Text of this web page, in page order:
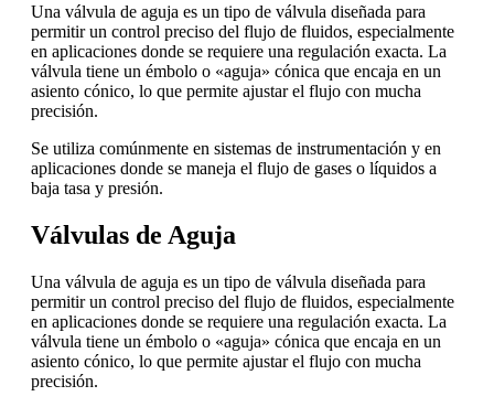
Una válvula de aguja es un tipo de válvula diseñada para
permitir un control preciso del flujo de fluidos, especialmente
en aplicaciones donde se requiere una regulación exacta. La
válvula tiene un émbolo o «aguja» cónica que encaja en un
asiento cónico, lo que permite ajustar el flujo con mucha
precisión.
Se utiliza comúnmente en sistemas de instrumentación y en
aplicaciones donde se maneja el flujo de gases o líquidos a
baja tasa y presión.
Válvulas de Aguja
Una válvula de aguja es un tipo de válvula diseñada para
permitir un control preciso del flujo de fluidos, especialmente
en aplicaciones donde se requiere una regulación exacta. La
válvula tiene un émbolo o «aguja» cónica que encaja en un
asiento cónico, lo que permite ajustar el flujo con mucha
precisión.